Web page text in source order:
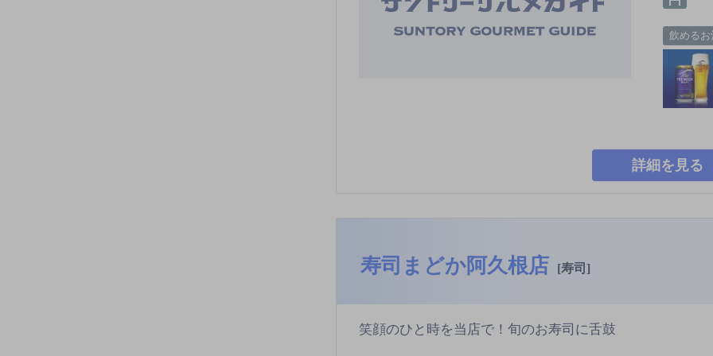
飲めるお
詳細を見る
寿司まどか阿久根店 [寿司]
笑顔のひと時を当店で！旬のお寿司に舌鼓